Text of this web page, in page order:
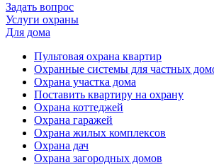
Задать вопрос
Услуги охраны
Для дома
Пультовая охрана квартир
Охранные системы для частных
Охрана участка дома
Поставить квартиру на охрану
Охрана коттеджей
Охрана гаражей
Охрана жилых комплексов
Охрана дач
Охрана загородных домов